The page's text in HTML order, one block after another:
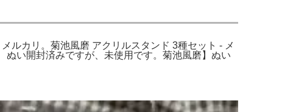
ルカリ。菊池風磨 アクリルスタンド 3種セット - メ
開封済みですが、未使用です。菊池風磨】ぬい